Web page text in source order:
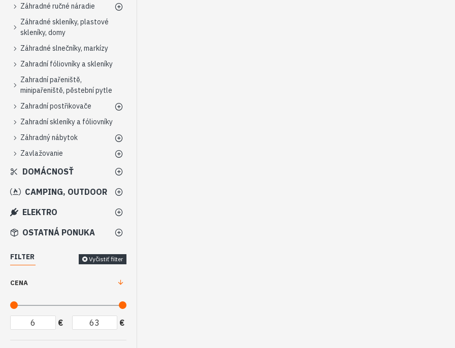
Záhradné ručné náradie
Záhradné skleníky, plastové
skleníky, domy
Záhradné slnečníky, markízy
Zahradní fóliovníky a skleníky
Zahradní pařeniště,
minipařeniště, pěstební pytle
Zahradní postřikovače
Zahradní skleníky a fóliovníky
Záhradný nábytok
Zavlažovanie
DOMÁCNOSŤ
CAMPING, OUTDOOR
ELEKTRO
OSTATNÁ PONUKA
FILTER Vyčistiť filter
CENA
€ €